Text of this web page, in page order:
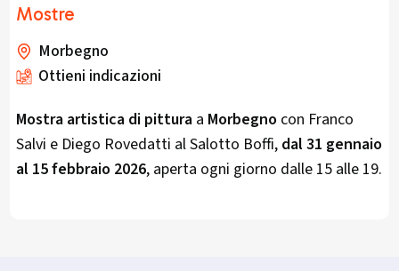
Mostre
Morbegno
Ottieni indicazioni
Mostra artistica di pitturaa Morbegno con Franco
Salvi e Diego Rovedatti al Salotto Boffi, dal 31 gennaio
al 15 febbraio 2026, aperta ogni giorno dalle 15 alle 19.​